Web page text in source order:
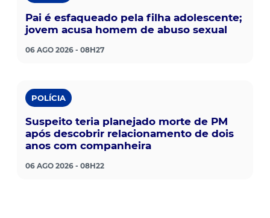
Pai é esfaqueado pela filha adolescente;
jovem acusa homem de abuso sexual
06 AGO 2026 - 08H27
POLÍCIA
Suspeito teria planejado morte de PM
após descobrir relacionamento de dois
anos com companheira
06 AGO 2026 - 08H22